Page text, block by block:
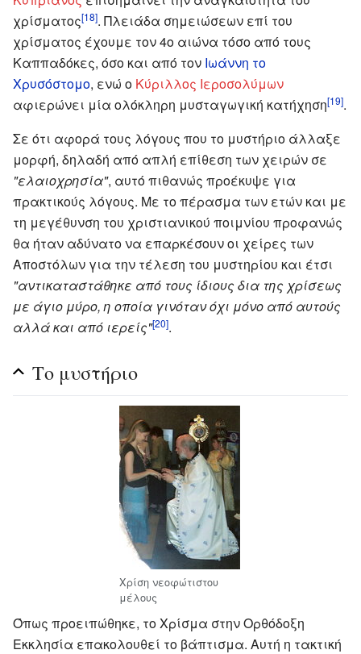
χρίσματος[18]. Πλειάδα σημειώσεων επί του
χρίσματος έχουμε τον 4ο αιώνα τόσο από τους
Καππαδόκες, όσο και από τον Ιωάννη το
Χρυσόστομο, ενώ ο Κύριλλος Ιεροσολύμων
αφιερώνει μία ολόκληρη μυσταγωγική κατήχηση[19].
Σε ότι αφορά τους λόγους που το μυστήριο άλλαξε
μορφή, δηλαδή από απλή επίθεση των χειρών σε
"ελαιοχρησία", αυτό πιθανώς προέκυψε για
πρακτικούς λόγους. Με το πέρασμα των ετών και με
τη μεγέθυνση του χριστιανικού ποιμνίου προφανώς
θα ήταν αδύνατο να επαρκέσουν οι χείρες των
Αποστόλων για την τέλεση του μυστηρίου και έτσι
"αντικαταστάθηκε από τους ίδιους δια της χρίσεως
με άγιο μύρο, η οποία γινόταν όχι μόνο από αυτούς
αλλά και από ιερείς"[20].
Το μυστήριο
Χρίση νεοφώτιστου
μέλους
Όπως προειπώθηκε, το Χρίσμα στην Ορθόδοξη
Εκκλησία επακολουθεί το βάπτισμα. Αυτή η τακτική